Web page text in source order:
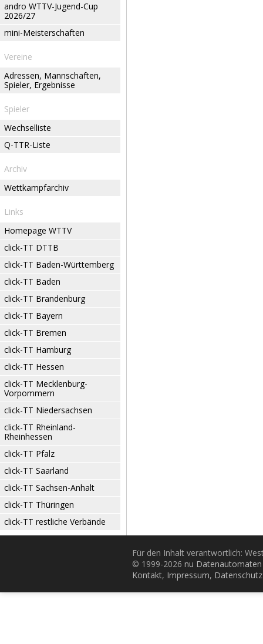
andro WTTV-Jugend-Cup
2026/27
mini-Meisterschaften
Vereine
Adressen, Mannschaften,
Spieler, Ergebnisse
Spieler
Wechselliste
Q-TTR-Liste
Archiv
Wettkampfarchiv
Links
Homepage WTTV
click-TT DTTB
click-TT Baden-Württemberg
click-TT Baden
click-TT Brandenburg
click-TT Bayern
click-TT Bremen
click-TT Hamburg
click-TT Hessen
click-TT Mecklenburg-
Vorpommern
click-TT Niedersachsen
click-TT Rheinland-
Rheinhessen
click-TT Pfalz
click-TT Saarland
click-TT Sachsen-Anhalt
click-TT Thüringen
click-TT restliche Verbände
Für den Inhalt verantwortlich:
© 1999-2026 nu
Kontakt, Impressum, Datenschutz